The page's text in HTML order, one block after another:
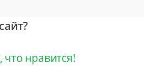
нравится!